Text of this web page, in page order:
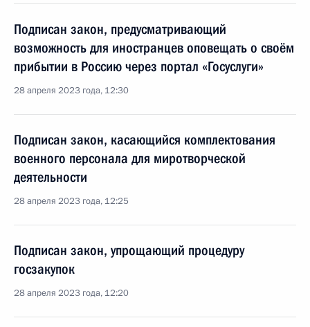
Подписан закон, предусматривающий
возможность для иностранцев оповещать о своём
прибытии в Россию через портал «Госуслуги»
28 апреля 2023 года, 12:30
Подписан закон, касающийся комплектования
военного персонала для миротворческой
деятельности
28 апреля 2023 года, 12:25
Подписан закон, упрощающий процедуру
госзакупок
28 апреля 2023 года, 12:20